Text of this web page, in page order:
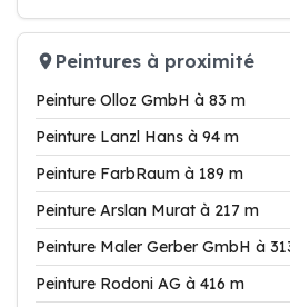
Peintures à proximité
Peinture Olloz GmbH à 83 m
Peinture Lanzl Hans à 94 m
Peinture FarbRaum à 189 m
Peinture Arslan Murat à 217 m
Peinture Maler Gerber GmbH à
Peinture Rodoni AG à 416 m